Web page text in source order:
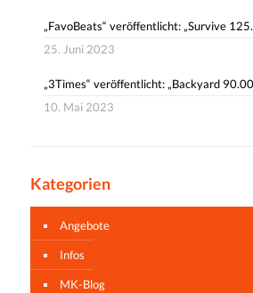
„FavoBeats“ veröffentlicht: „Survive
25. Juni 2023
„3Times“ veröffentlicht: „Backyard
10. Mai 2023
Kategorien
Angebote
Infos
MK-Blog